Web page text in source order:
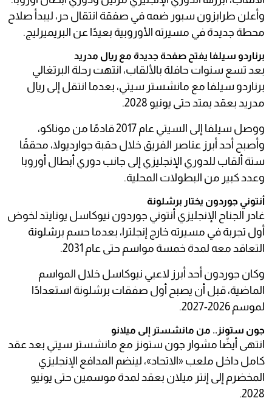
وأعلن طرابزون سبور ضمه في صفقة انتقال حر، ليبدأ صلاح
محطة جديدة في مسيرته الأوروبية بعيدًا عن البريميرليج.
برناردو سيلفا يفتح صفحة جديدة مع ريال مدريد
بعد تسع سنوات حافلة بالألقاب، انتهت رحلة البرتغالي
برناردو سيلفا مع مانشستر سيتي، بعدما انتقل إلى ريال
مدريد بعقد يمتد حتى يونيو 2028.
ووصل سيلفا إلى السيتي عام 2017 قادمًا من موناكو،
وأصبح أحد أبرز عناصر الفريق خلال حقبة جوارديولا، محققًا
ستة ألقاب للدوري الإنجليزي إلى جانب دوري أبطال أوروبا
وعدد كبير من البطولات المحلية.
أنتوني جوردون يختار برشلونة
غادر الجناح الإنجليزي أنتوني جوردون نيوكاسل يونايتد لخوض
أول تجربة في مسيرته خارج إنجلترا، بعدما حسم برشلونة
التعاقد معه لمدة خمسة مواسم حتى عام 2031.
وكان جوردون أحد أبرز لاعبي نيوكاسل خلال المواسم
الماضية، قبل أن يصبح أول صفقات برشلونة استعدادًا
لموسم 2026-2027.
جون ستونز.. من مانشستر إلى ميلانو
انتهى أيضًا مشوار جون ستونز مع مانشستر سيتي بعد عقد
كامل داخل ملعب «الاتحاد»، لينضم المدافع الإنجليزي
المخضرم إلى إنتر ميلان بعقد لمدة موسمين حتى يونيو
2028.